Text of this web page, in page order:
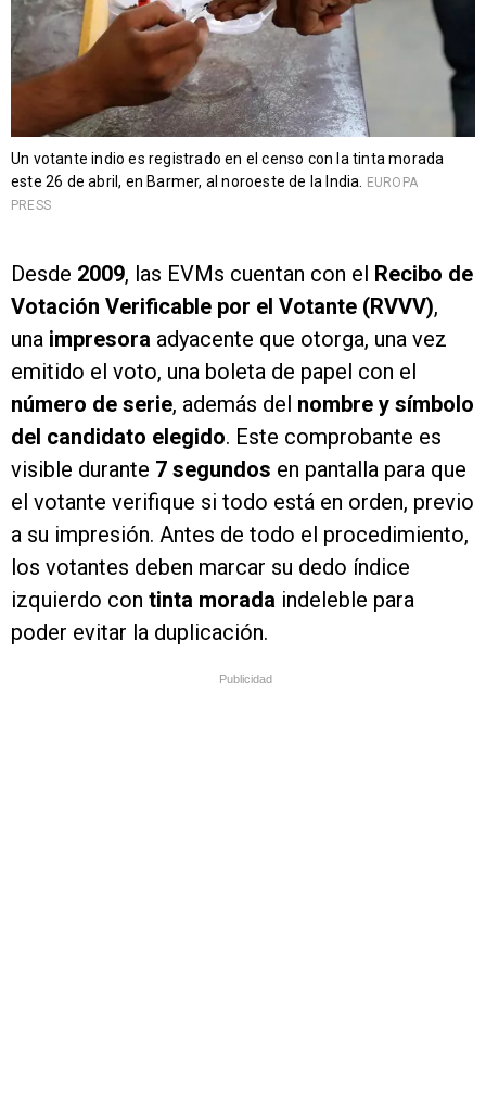
Un votante indio es registrado en el censo con la tinta morada
este 26 de abril, en Barmer, al noroeste de la India.
EUROPA
PRESS
Desde 2009, las EVMs cuentan con el Recibo de
Votación Verificable por el Votante (RVVV),
una impresora adyacente que otorga, una vez
emitido el voto, una boleta de papel con el
número de serie, además del nombre y símbolo
del candidato elegido. Este comprobante es
visible durante 7 segundos en pantalla para que
el votante verifique si todo está en orden, previo
a su impresión. Antes de todo el procedimiento,
los votantes deben marcar su dedo índice
izquierdo con tinta morada indeleble para
poder evitar la duplicación.
Publicidad